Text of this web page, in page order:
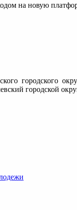
на новую
городского
городской